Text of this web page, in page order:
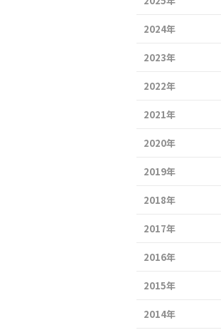
2024年
2023年
2022年
2021年
2020年
2019年
2018年
2017年
2016年
2015年
2014年